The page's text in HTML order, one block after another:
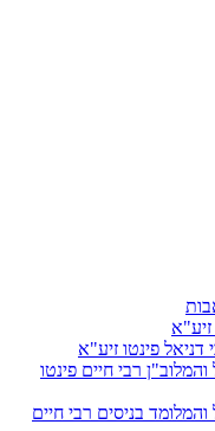
פינטו זיע"א
רבי חיים פינטו
בניסים רבי חיים